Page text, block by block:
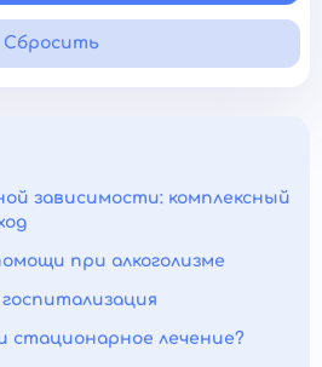
Сбросить
зависимости: комплексный
при алкоголизме
стационарное лечение?